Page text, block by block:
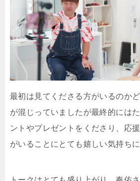
最初は見てくださる方がいるのか
が混じっていましたが最終的には
ントやプレゼントをくださり、応
がいることにとても嬉しい気持ちに